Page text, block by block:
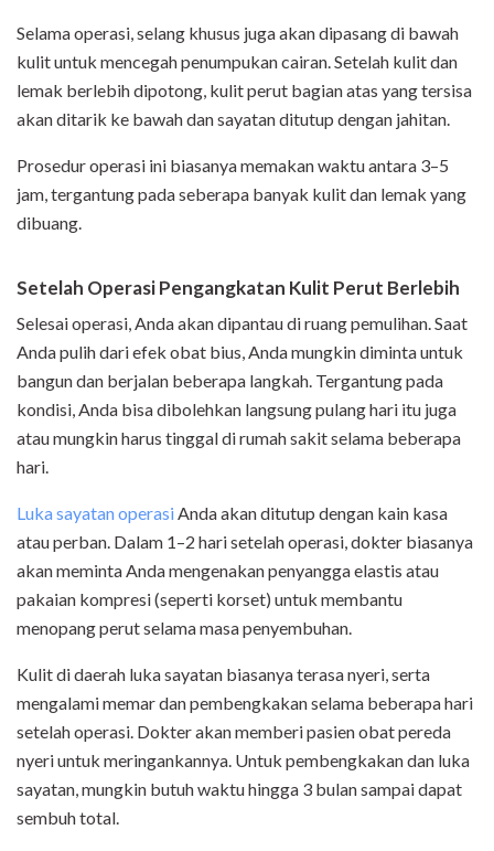
Selama operasi, selang khusus juga akan dipasang di bawah
kulit untuk mencegah penumpukan cairan. Setelah kulit dan
lemak berlebih dipotong, kulit perut bagian atas yang tersisa
akan ditarik ke bawah dan sayatan ditutup dengan jahitan.
Prosedur operasi ini biasanya memakan waktu antara 3–5
jam, tergantung pada seberapa banyak kulit dan lemak yang
dibuang.
Setelah Operasi Pengangkatan Kulit Perut Berlebih
Selesai operasi, Anda akan dipantau di ruang pemulihan. Saat
Anda pulih dari efek obat bius, Anda mungkin diminta untuk
bangun dan berjalan beberapa langkah. Tergantung pada
kondisi, Anda bisa dibolehkan langsung pulang hari itu juga
atau mungkin harus tinggal di rumah sakit selama beberapa
hari.
Luka sayatan operasi Anda akan ditutup dengan kain kasa
atau perban. Dalam 1–2 hari setelah operasi, dokter biasanya
akan meminta Anda mengenakan penyangga elastis atau
pakaian kompresi (seperti korset) untuk membantu
menopang perut selama masa penyembuhan.
Kulit di daerah luka sayatan biasanya terasa nyeri, serta
mengalami memar dan pembengkakan selama beberapa hari
setelah operasi. Dokter akan memberi pasien obat pereda
nyeri untuk meringankannya. Untuk pembengkakan dan luka
sayatan, mungkin butuh waktu hingga 3 bulan sampai dapat
sembuh total.